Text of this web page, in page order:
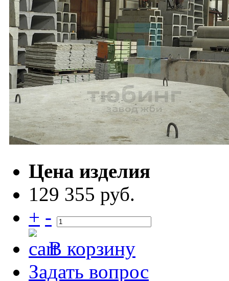
Цена изделия
129 355 руб.
+ -
В корзину
Задать вопрос